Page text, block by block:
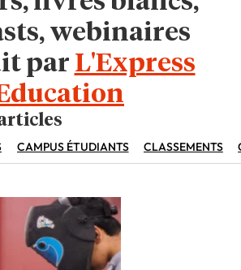
webinaires
par L'Express
CAMPUS ÉTUDIANTS CLASSEMENTS